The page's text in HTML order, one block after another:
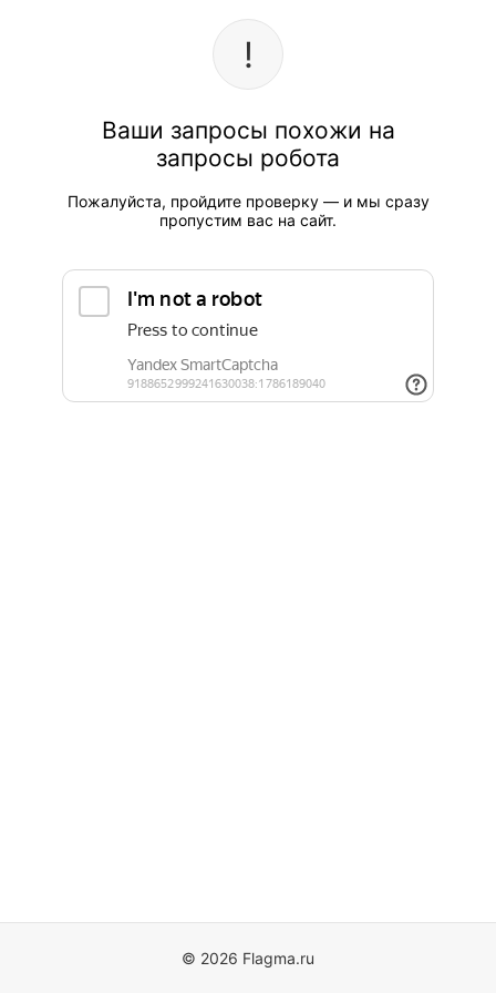
Ваши запросы похожи на
запросы робота
Пожалуйста, пройдите проверку — и мы сразу
пропустим вас на сайт.
© 2026 Flagma.ru